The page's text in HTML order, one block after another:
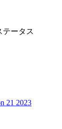
テータス
21 2023